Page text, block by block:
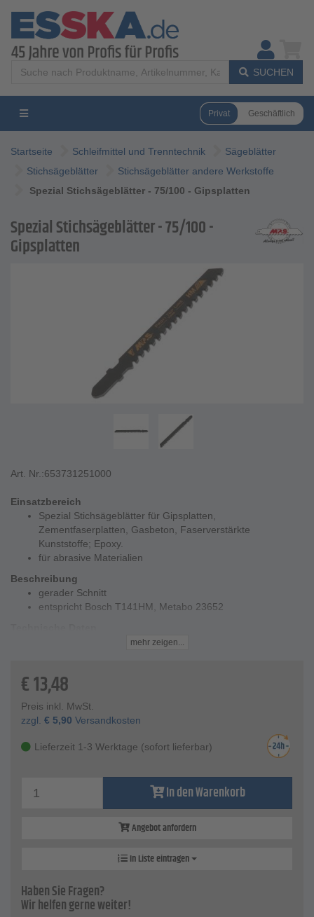
SUCHEN
Privat Geschäftlich
Startseite Schleifmittel und Trenntechnik
Sägeblätter
Stichsägeblätter
Stichsägeblätter andere Werkstoffe
Spezial Stichsägeblätter - 75/100 - Gipsplatten
Spezial Stichsägeblätter - 75/100 -
Gipsplatten
Art. Nr.:653731251000
Einsatzbereich
Spezial Stichsägeblätter für Gipsplatten,
Zementfaserplatten, Gasbeton, Faserverstärkte
Kunststoffe; Epoxy.
für abrasive Materialien
Beschreibung
gerader Schnitt
entspricht Bosch T141HM, Metabo 23652
Zahnteilung - 4,3 mm
Blattdicke - 1,25 mm
Material - Hart-Metall
mehr zeigen...
€13,48
Preis inkl. MwSt.
zzgl. € 5,90 Versandkosten
Lieferzeit 1-3 Werktage (sofort lieferbar)
In den Warenkorb
Angebot anfordern
In Liste eintragen
Haben Sie Fragen?
Wir helfen gerne weiter!